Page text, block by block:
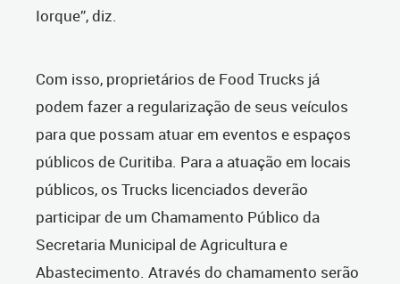
Iorque”, diz.
Com isso, proprietários de Food Trucks já
podem fazer a regularização de seus veículos
para que possam atuar em eventos e espaços
públicos de Curitiba. Para a atuação em locais
públicos, os Trucks licenciados deverão
participar de um Chamamento Público da
Secretaria Municipal de Agricultura e
Abastecimento. Através do chamamento serão